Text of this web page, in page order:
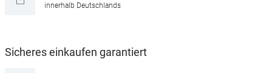
innerhalb Deutschlands
Sicheres einkaufen garantiert